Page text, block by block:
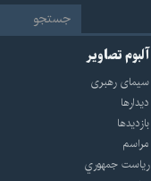
آلبوم تصاویر
سيماى رهبرى
ديدارها
بازديدها
مراسم
رياست جمهوري